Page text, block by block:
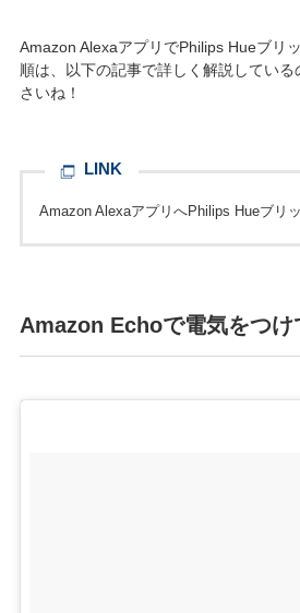
Amazon AlexaアプリでPhilips Hueブリ
順は、以下の記事で詳しく解説してい
さいね！
LINK
Amazon AlexaアプリへPhilips Hueブリ
Amazon Echoで電気をつけ